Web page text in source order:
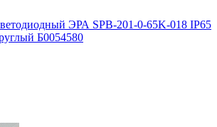
ЭРА SPB-201-0-65K-018 IP65
Б0054580